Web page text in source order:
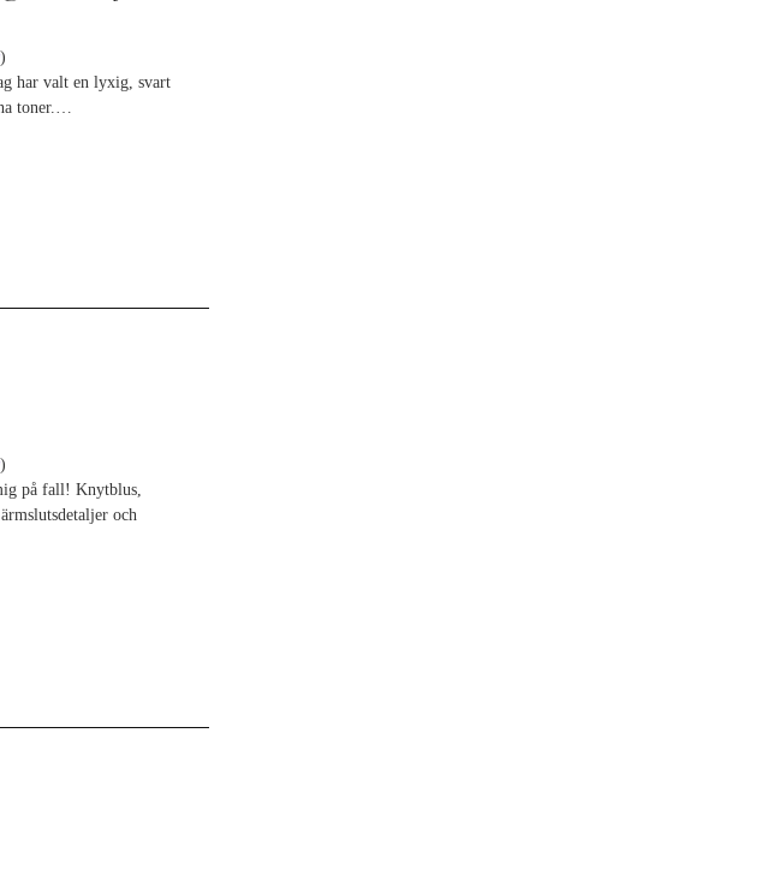
)
har valt en lyxig, svart
toner.…
)
på fall! Knytblus,
och